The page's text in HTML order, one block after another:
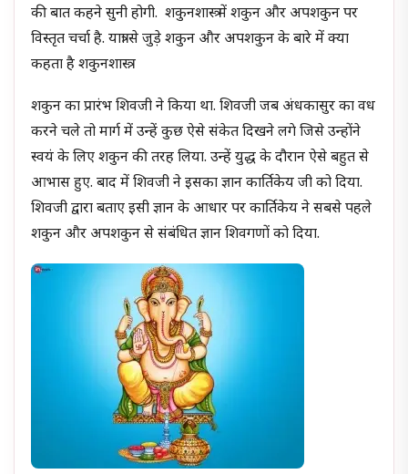
की बात कहने सुनी होगी. शकुनशास्त्र में शकुन और अपशकुन पर
विस्तृत चर्चा है. यात्रा से जुड़े शकुन और अपशकुन के बारे में क्या
कहता है शकुनशास्त्र.
शकुन का प्रारंभ शिवजी ने किया था. शिवजी जब अंधकासुर का वध
करने चले तो मार्ग में उन्हें कुछ ऐसे संकेत दिखने लगे जिसे उन्होंने
स्वयं के लिए शकुन की तरह लिया. उन्हें युद्ध के दौरान ऐसे बहुत से
आभास हुए. बाद में शिवजी ने इसका ज्ञान कार्तिकेय जी को दिया.
शिवजी द्वारा बताए इसी ज्ञान के आधार पर कार्तिकेय ने सबसे पहले
शकुन और अपशकुन से संबंधित ज्ञान शिवगणों को दिया.